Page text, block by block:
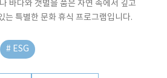
바다와 갯벌을 품은 자연 속에서 깊고
는 특별한 문화 휴식 프로그램입니다.
# ESG